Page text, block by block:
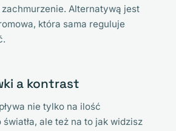
zachmurzenie. Alternatywą jest
która sama reguluje
a kontrast
nie tylko na ilość
ale też na to jak widzisz